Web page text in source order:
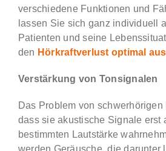
verschiedene Funktionen und
lassen Sie sich ganz individuell
Patienten und seine
den Hörkraftverlust optimal
Verstärkung von Tonsignalen
Das Problem von schwerhörigen
dass sie akustische Signale erst
bestimmten Lautstärke
werden Geräusche, die darunter